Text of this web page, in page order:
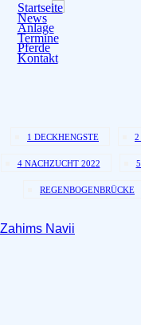
Startseite
News
Anlage
Termine
Pferde
Kontakt
1 DECKHENGSTE 2
4 NACHZUCHT 2022
REGENBOGENBRÜCKE
Zahims Navii